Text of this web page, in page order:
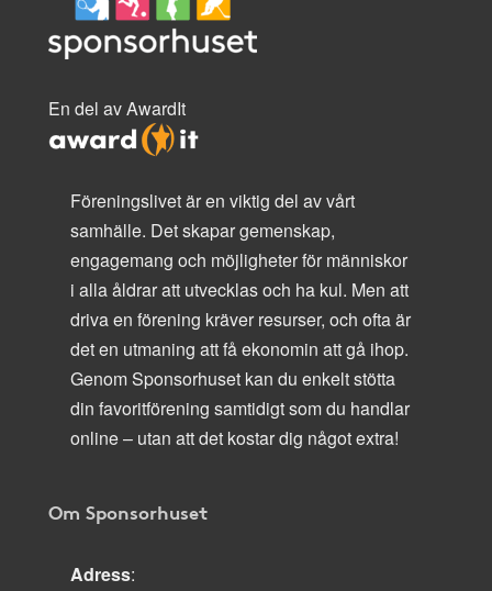
En del av AwardIt
Föreningslivet är en viktig del av vårt
samhälle. Det skapar gemenskap,
engagemang och möjligheter för människor
i alla åldrar att utvecklas och ha kul. Men att
driva en förening kräver resurser, och ofta är
det en utmaning att få ekonomin att gå ihop.
Genom Sponsorhuset kan du enkelt stötta
din favoritförening samtidigt som du handlar
online – utan att det kostar dig något extra!
Om Sponsorhuset
Adress: